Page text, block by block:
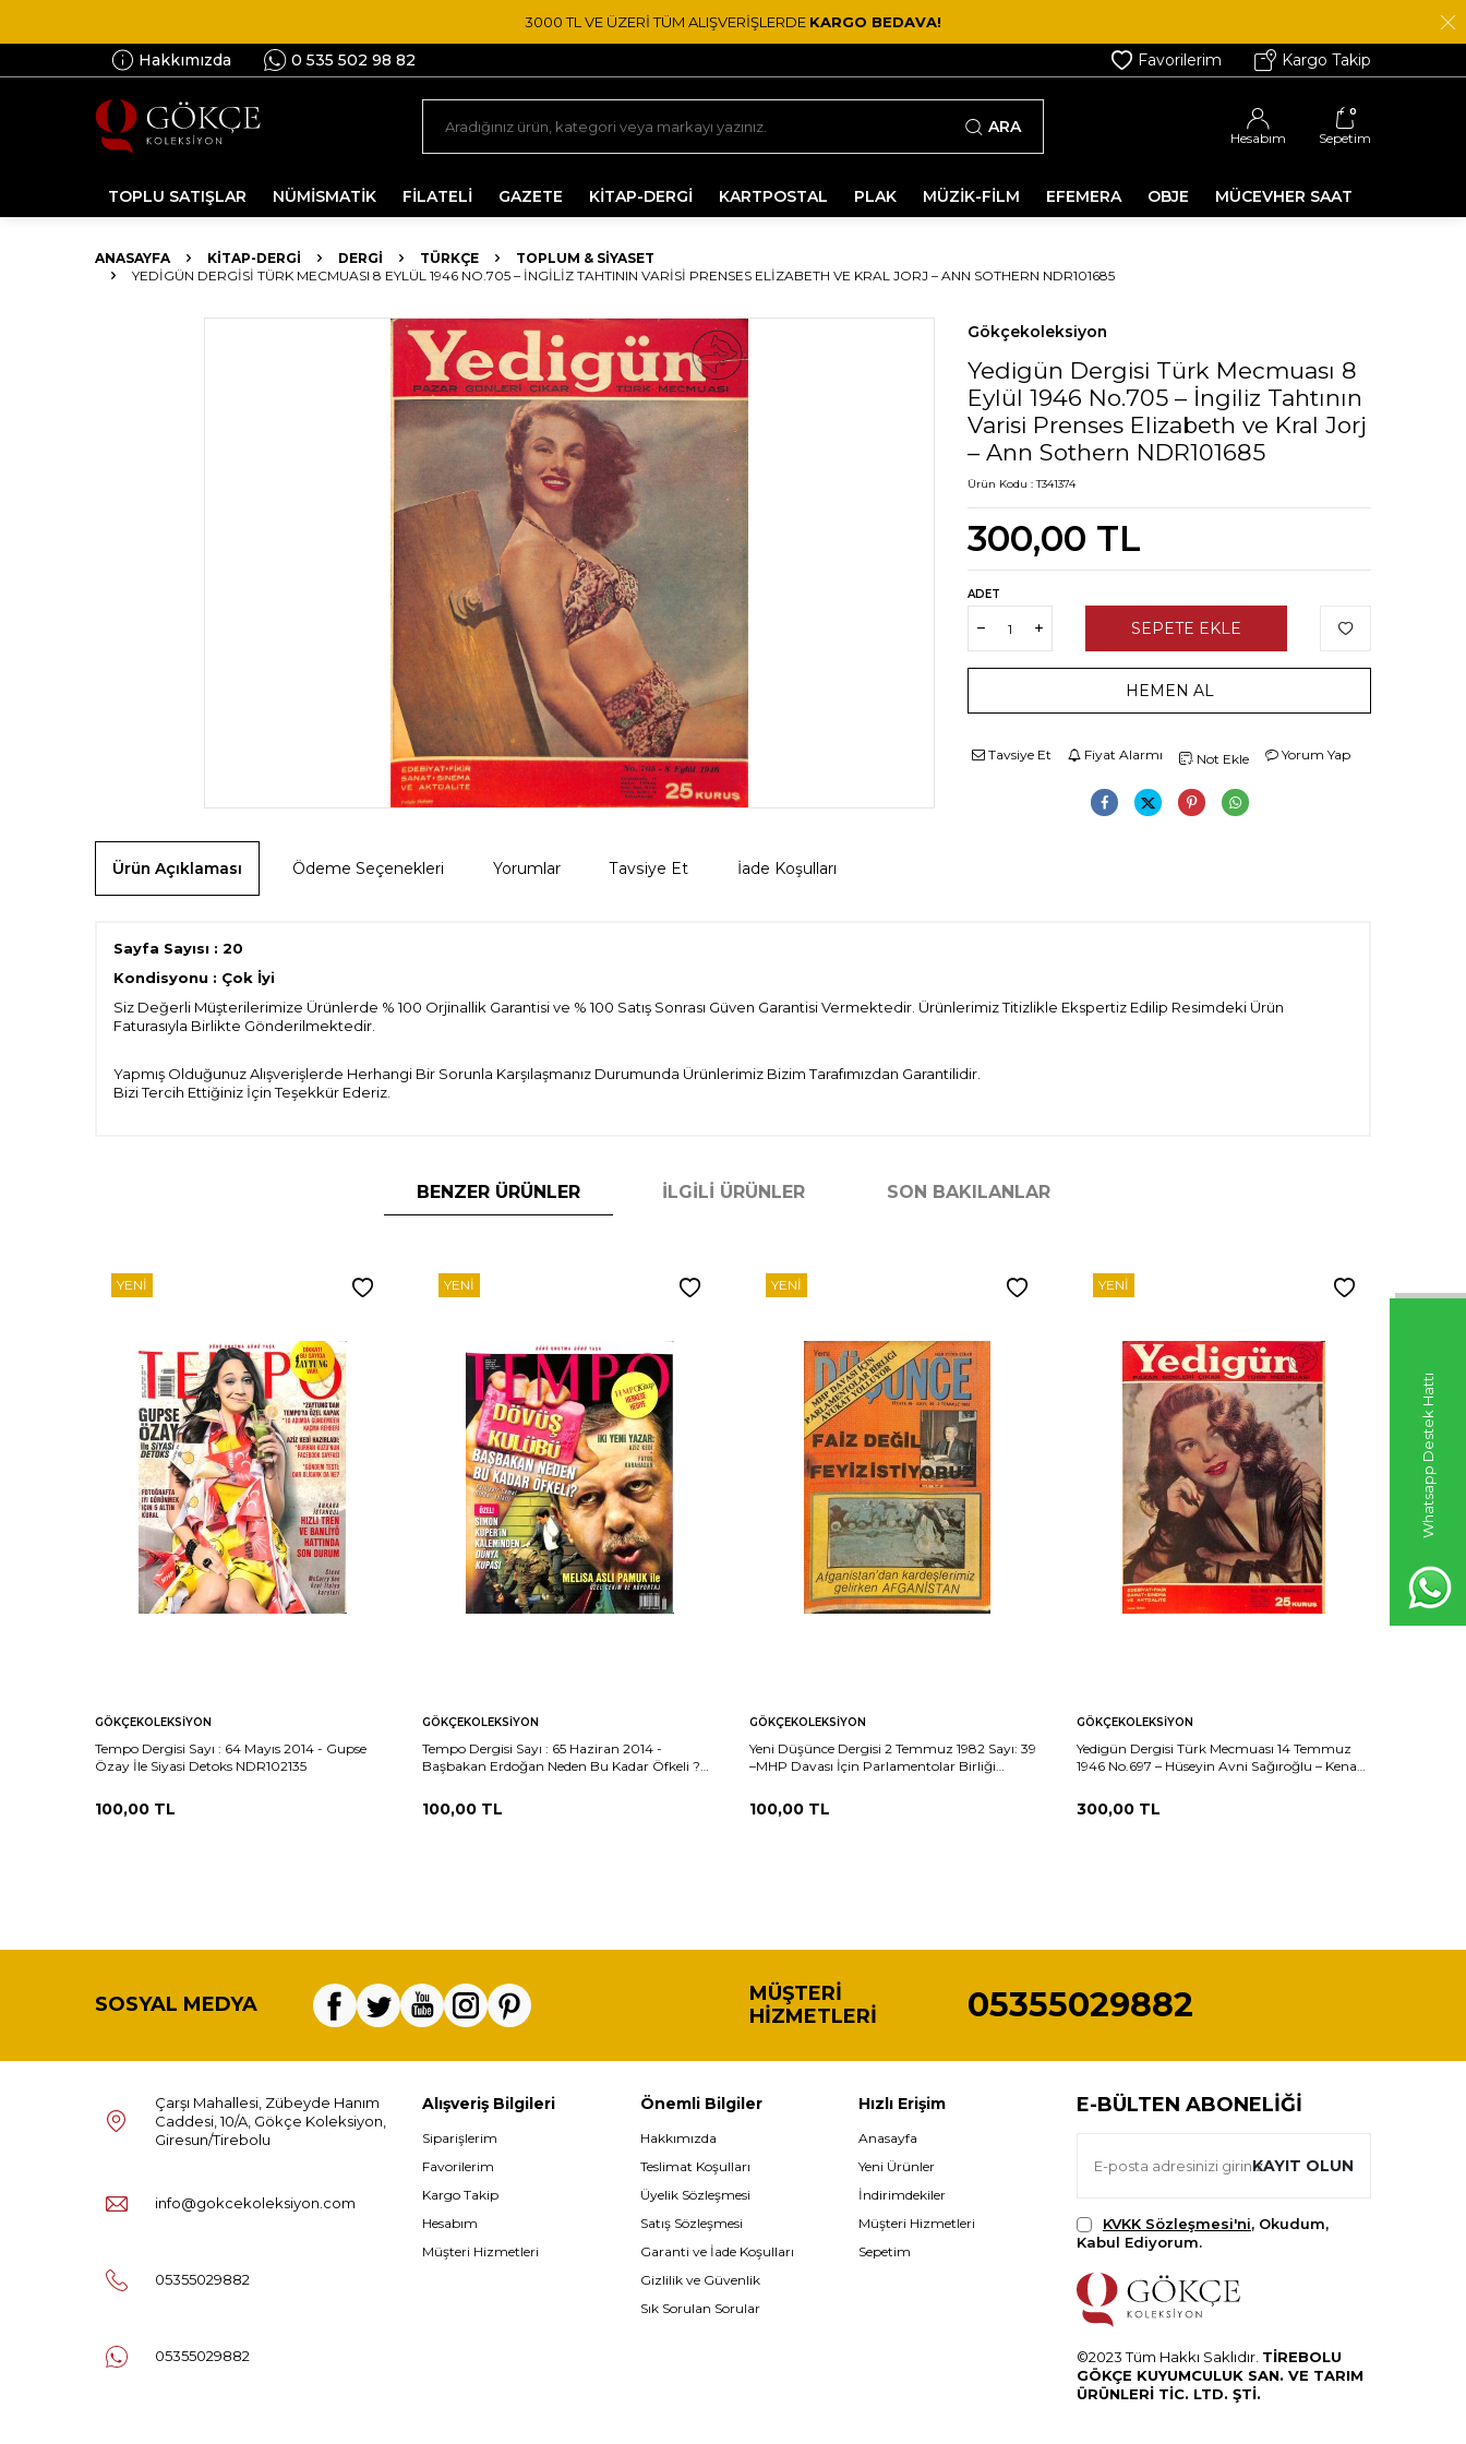
Whatsapp Destek Hattı
3000 TL VE ÜZERİ TÜM ALIŞVERİŞLERDE KARGO BEDAVA!
Hakkımızda 0 535 502 98 82 Favorilerim Kargo Takip
ARA
Hesabım
0
Sepetim
TOPLU SATIŞLAR NÜMİSMATİK FİLATELİ GAZETE KİTAP-DERGİ KARTPOSTAL PLAK MÜZİK-FİLM EFEMERA OBJE MÜCEVHER SAAT
ANASAYFA KİTAP-DERGİ DERGI TÜRKÇE
TOPLUM & SIYASET
YEDIGÜN DERGISI TÜRK MECMUASI 8 EYLÜL 1946 NO.705 – İNGILIZ TAHTININ VARISI PRENSES ELIZABETH VE KRAL JORJ – ANN SOTHERN NDR101685
Gökçekoleksiyon
Yedigün Dergisi Türk Mecmuası 8
Eylül 1946 No.705 – İngiliz Tahtının
Varisi Prenses Elizabeth ve Kral Jorj
– Ann Sothern NDR101685
Ürün Kodu :T341374
300,00 TL
ADET
SEPETE EKLE
HEMEN AL
Tavsiye Et Fiyat Alarmı Not Ekle Yorum Yap
Ürün Açıklaması Ödeme Seçenekleri Yorumlar Tavsiye Et İade Koşulları
Sayfa Sayısı : 20
Kondisyonu : Çok İyi
Siz Değerli Müşterilerimize Ürünlerde % 100 Orjinallik Garantisi ve % 100 Satış Sonrası Güven Garantisi Vermektedir. Ürünlerimiz Titizlikle Ekspertiz Edilip Resimdeki Ürün
Faturasıyla Birlikte Gönderilmektedir.
Yapmış Olduğunuz Alışverişlerde Herhangi Bir Sorunla Karşılaşmanız Durumunda Ürünlerimiz Bizim Tarafımızdan Garantilidir.
Bizi Tercih Ettiğiniz İçin Teşekkür Ederiz.
BENZER ÜRÜNLER İLGILI ÜRÜNLER SON BAKILANLAR
YENI
GÖKÇEKOLEKSIYON
Tempo Dergisi Sayı : 64 Mayıs 2014 - Gupse
Özay İle Siyasi Detoks NDR102135
100,00 TL
YENI
GÖKÇEKOLEKSIYON
Tempo Dergisi Sayı : 65 Haziran 2014 -
Başbakan Erdoğan Neden Bu Kadar Öfkeli ?
100,00 TL
YENI
GÖKÇEKOLEKSIYON
Yeni Düşünce Dergisi 2 Temmuz 1982 Sayı: 39
–MHP Davası İçin Parlamentolar Birliği
ÜYD Davası Başladı NDR101913
100,00 TL
YENI
GÖKÇEKOLEKSIYON
Yedigün Dergisi Türk Mecmuası 14 Temmuz
1946 No.697 – Hüseyin Avni Sağıroğlu – Kenan
Paige NDR101690
300,00 TL
SOSYAL MEDYA
MÜŞTERI
HIZMETLERI
05355029882
Çarşı Mahallesi, Zübeyde Hanım
Caddesi, 10/A, Gökçe Koleksiyon,
Giresun/Tirebolu
info@gokcekoleksiyon.com
05355029882
05355029882
Alışveriş Bilgileri
Siparişlerim
Favorilerim
Kargo Takip
Hesabım
Müşteri Hizmetleri
Önemli Bilgiler
Hakkımızda
Teslimat Koşulları
Üyelik Sözleşmesi
Satış Sözleşmesi
Garanti ve İade Koşulları
Gizlilik ve Güvenlik
Sık Sorulan Sorular
Hızlı Erişim
Anasayfa
Yeni Ürünler
İndirimdekiler
Müşteri Hizmetleri
Sepetim
E-BÜLTEN ABONELIĞI
KAYIT OLUN
KVKK Sözleşmesi'ni, Okudum,
Kabul Ediyorum.
©2023 Tüm Hakkı Saklıdır. TİREBOLU
GÖKÇE KUYUMCULUK SAN. VE TARIM
ÜRÜNLERİ TİC. LTD. ŞTİ.